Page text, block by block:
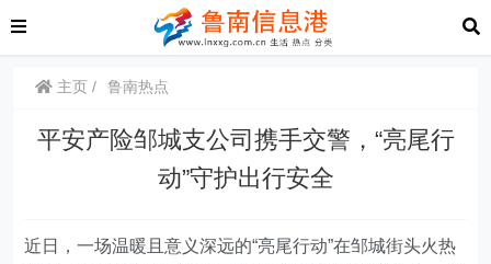
主页 鲁南热点
平安产险邹城支公司携手交警，“亮尾行
动”守护出行安全
近 日，一场温暖且意义深远的“亮尾行动”在邹城街头火热